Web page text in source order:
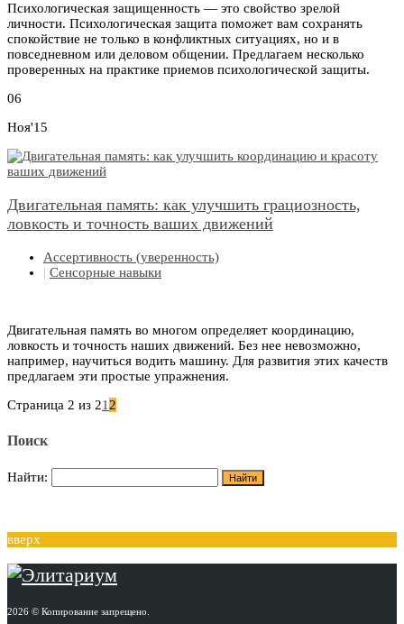
Психологическая защищенность — это свойство зрелой
личности. Психологическая защита поможет вам сохранять
спокойствие не только в конфликтных ситуациях, но и в
повседневном или деловом общении. Предлагаем несколько
проверенных на практике приемов психологической защиты.
06
Ноя'15
Двигательная память: как улучшить грациозность,
ловкость и точность ваших движений
Ассертивность (уверенность)
| Сенсорные навыки
Двигательная память во многом определяет координацию,
ловкость и точность наших движений. Без нее невозможно,
например, научиться водить машину. Для развития этих качеств
предлагаем эти простые упражнения.
Страница 2 из 212
Поиск
Найти:
вверх
2026 © Копирование запрещено.